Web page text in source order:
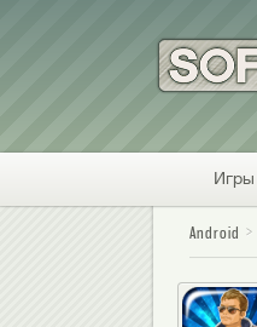
Игры
Android